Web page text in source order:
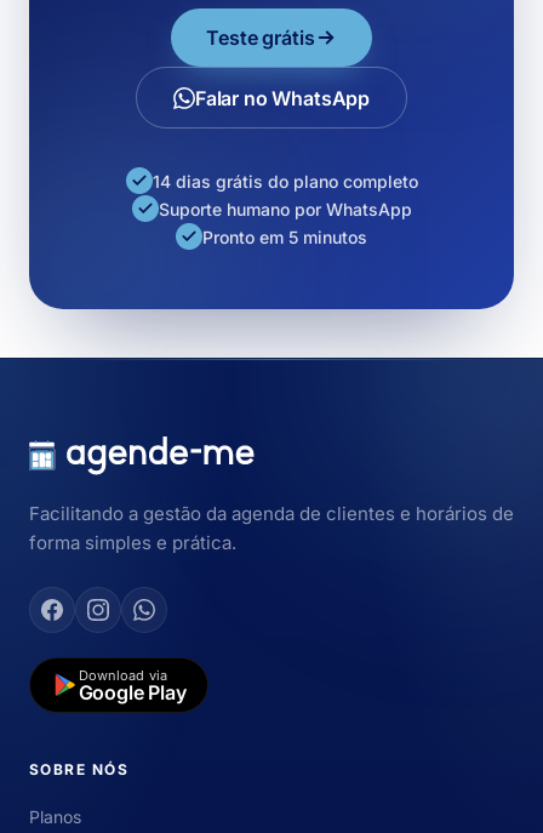
Teste grátis
Falar no WhatsApp
14 dias grátis do plano completo
Suporte humano por WhatsApp
Pronto em 5 minutos
Facilitando a gestão da agenda de clientes e horários de
forma simples e prática.
Download via
Google Play
SOBRE NÓS
Planos